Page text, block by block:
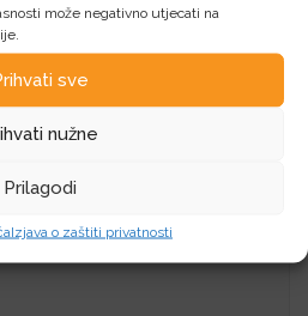
može negativno utjecati na
sve
nužne
Prilagodi
Izjava o zaštiti privatnosti
LED PROLITE T2452MSC-